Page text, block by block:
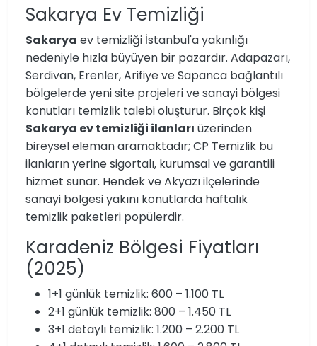
Sakarya Ev Temizliği
Sakarya ev temizliği İstanbul'a yakınlığı
nedeniyle hızla büyüyen bir pazardır. Adapazarı,
Serdivan, Erenler, Arifiye ve Sapanca bağlantılı
bölgelerde yeni site projeleri ve sanayi bölgesi
konutları temizlik talebi oluşturur. Birçok kişi
Sakarya ev temizliği ilanları üzerinden
bireysel eleman aramaktadır; CP Temizlik bu
ilanların yerine sigortalı, kurumsal ve garantili
hizmet sunar. Hendek ve Akyazı ilçelerinde
sanayi bölgesi yakını konutlarda haftalık
temizlik paketleri popülerdir.
Karadeniz Bölgesi Fiyatları
(2025)
1+1 günlük temizlik: 600 – 1.100 TL
2+1 günlük temizlik: 800 – 1.450 TL
3+1 detaylı temizlik: 1.200 – 2.200 TL